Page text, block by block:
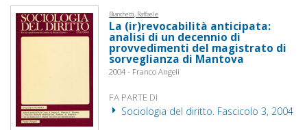
Bianchetti, Raffaele
La (ir)revocabilità anticipata:
analisi di un decennio di
provvedimenti del magistrato di
sorveglianza di Mantova
2004 - Franco Angeli
FA PARTE DI
Sociologia del diritto. Fascicolo 3, 2004